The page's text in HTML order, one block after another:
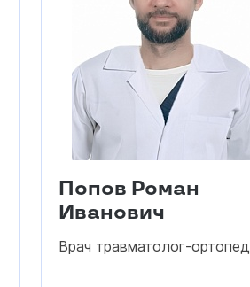
Попов Роман
Иванович
Врач травматолог-ортопед